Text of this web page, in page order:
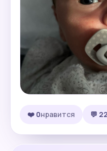
❤️ 0нравится 💬 22